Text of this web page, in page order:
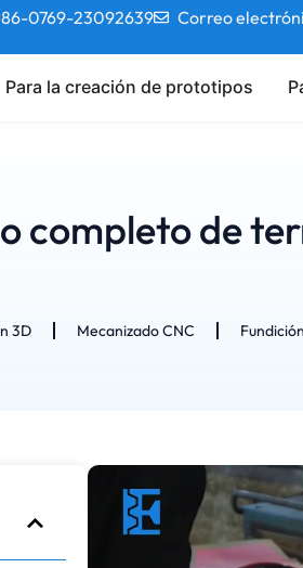
0769-23092639 Correo
Para la creación de prototipos
completo de
3D Mecanizado CNC